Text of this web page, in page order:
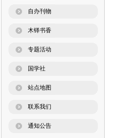
自办刊物
木铎书香
专题活动
国学社
站点地图
联系我们
通知公告